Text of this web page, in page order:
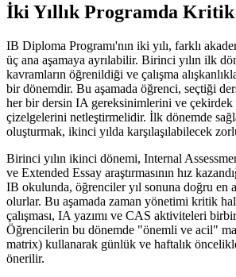
İki Yıllık Programda
IB Diploma Programı'nın iki yılı, farklı
üç ana aşamaya ayrılabilir. Birinci yılın ilk
kavramların öğrenildiği ve çalışma
bir dönemdir. Bu aşamada öğrenci, seçtiği
her bir dersin IA gereksinimlerini ve çekirdek
çizelgelerini netleştirmelidir. İlk dönemde
oluşturmak, ikinci yılda karşılaşılabilecek
Birinci yılın ikinci dönemi, Internal
ve Extended Essay araştırmasının hız
IB okulunda, öğrenciler yıl sonuna doğru en
olurlar. Bu aşamada zaman yönetimi kritik
çalışması, IA yazımı ve CAS aktiviteleri
Öğrencilerin bu dönemde "önemli ve acil"
matrix) kullanarak günlük ve haftalık
önerilir.